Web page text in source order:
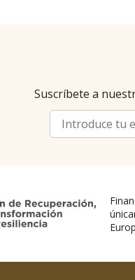
Suscríbete a